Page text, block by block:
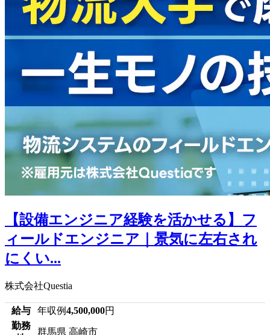
【設備エンジニア経験を活かせる】フ
ィールドエンジニア｜景気に左右され
にくい...
株式会社Questia
給与 年収例4,500,000円
勤務
群馬県 高崎市